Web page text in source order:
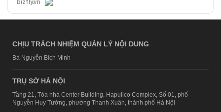
bizfly.vn
CHỊU TRÁCH NHIỆM QUẢN LÝ NỘI DUNG
Bà Nguyễn Bích Minh
TRỤ SỞ HÀ NỘI
Tầng 21, Tòa nhà Center Building, Hapulico Complex, Số 01, phố
Nguyễn Huy Tưởng, phường Thanh Xuân, thành phố Hà Nội